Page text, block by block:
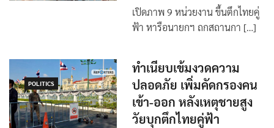
เปิดภาพ 9 หน่วยงาน ขึ้นตึกไทยคู่
ฟ้า หารือนายกฯ ถกสถานกา […]
POLITICS
ทำเนียบเข้มงวดความ
ปลอดภัย เพิ่มคัดกรองคน
เข้า-ออก หลังเหตุชายสูง
วัยบุกตึกไทยคู่ฟ้า